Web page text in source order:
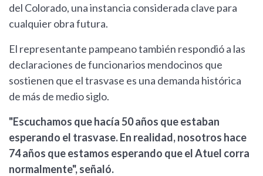
del Colorado, una instancia considerada clave para
cualquier obra futura.
El representante pampeano también respondió a las
declaraciones de funcionarios mendocinos que
sostienen que el trasvase es una demanda histórica
de más de medio siglo.
"Escuchamos que hacía 50 años que estaban
esperando el trasvase. En realidad, nosotros hace
74 años que estamos esperando que el Atuel corra
normalmente", señaló.